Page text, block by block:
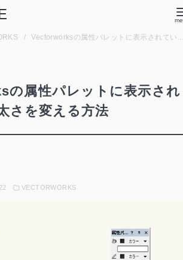
Vectorworksの属性パレットに表示されている線の太さを変える方法
の属性パレットに表示され
さを変える方法
VECTORWORKS